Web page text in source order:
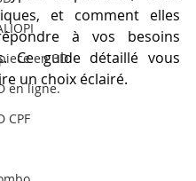
en 3D
en ligne.
CPF
et comment elles
à vos besoins
Ce guide détaillé vous
un choix éclairé.